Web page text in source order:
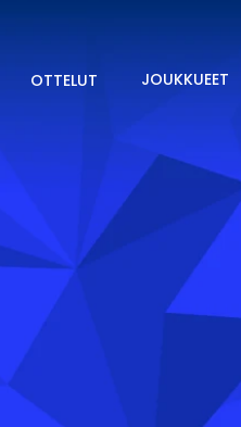
OTTELUT JOUKKUEET